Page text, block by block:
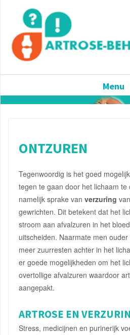
Menu
ONTZUREN
Tegenwoordig is het goed
tegen te gaan door het lichaam
namelijk sprake van verzuring
gewrichten. Dit betekent dat het
stroom aan afvalzuren in het
uitscheiden. Naarmate men
meer zuurresten achter in het
er goede mogelijkheden om het
overtollige afvalzuren waardoor
aangepakt.
ARTROSE EN
Stress, medicijnen en purinerijk